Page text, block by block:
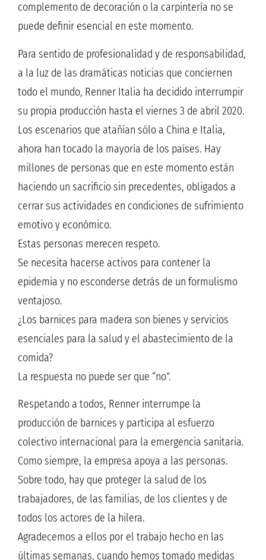
complemento de decoración o la carpintería no se
puede definir esencial en este momento.
Para sentido de profesionalidad y de responsabilidad,
a la luz de las dramáticas noticias que conciernen
todo el mundo, Renner Italia ha decidido interrumpir
su propia producción hasta el viernes 3 de abril 2020.
Los escenarios que atañían sólo a China e Italia,
ahora han tocado la mayoría de los países. Hay
millones de personas que en este momento están
haciendo un sacrificio sin precedentes, obligados a
cerrar sus actividades en condiciones de sufrimiento
emotivo y económico.
Estas personas merecen respeto.
Se necesita hacerse activos para contener la
epidemia y no esconderse detrás de un formulismo
ventajoso.
¿Los barnices para madera son bienes y servicios
esenciales para la salud y el abastecimiento de la
comida?
La respuesta no puede ser que “no”.
Respetando a todos, Renner interrumpe la
producción de barnices y participa al esfuerzo
colectivo internacional para la emergencia sanitaria.
Como siempre, la empresa apoya a las personas.
Sobre todo, hay que proteger la salud de los
trabajadores, de las familias, de los clientes y de
todos los actores de la hilera.
Agradecemos a ellos por el trabajo hecho en las
últimas semanas, cuando hemos tomado medidas